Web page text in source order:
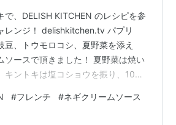
で、DELISH KITCHEN のレシピを参
レンジ！ delishkitchen.tv パプリ
豆、トウモロコシ、夏野菜を添え
ソースで頂きました！ 夏野菜は焼い
キントキは塩コショウを振り、10分
り完成！ （レシピでは生クリームを
で代用しました） ネギクリームソー
#フレンチ #ネギクリームソース